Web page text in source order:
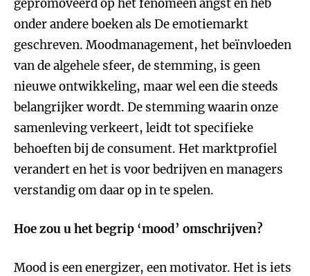
gepromoveerd op het fenomeen angst en heb
onder andere boeken als De emotiemarkt
geschreven. Moodmanagement, het beïnvloeden
van de algehele sfeer, de stemming, is geen
nieuwe ontwikkeling, maar wel een die steeds
belangrijker wordt. De stemming waarin onze
samenleving verkeert, leidt tot specifieke
behoeften bij de consument. Het marktprofiel
verandert en het is voor bedrijven en managers
verstandig om daar op in te spelen.
Hoe zou u het begrip ‘mood’ omschrijven?
Mood is een energizer, een motivator. Het is iets